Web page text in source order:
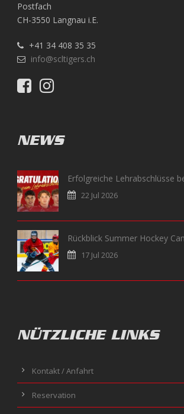
Postfach
CH-3550 Langnau i.E.
+41 34 408 35 35
info@scltigers.ch
NEWS
Erfolgreiche Lehrabschlüsse
22 Jul 2026
Rückblick Summer Hockey
17 Jul 2026
NÜTZLICHE LINKS
Kontakt / Anfahrt
Reservation